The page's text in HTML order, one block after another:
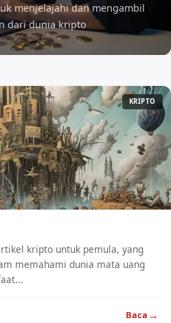
menjelajahi dan mengambil
dari dunia kripto
KRIPTO
kripto untuk pemula, yang
memahami dunia mata uang
Baca →